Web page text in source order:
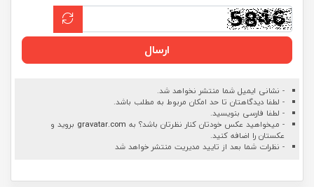
ارسال
- نشانی ایمیل شما منتشر نخواهد شد.
- لطفا دیدگاهتان تا حد امکان مربوط به مطلب باشد.
- لطفا فارسی بنویسید.
- میخواهید عکس خودتان کنار نظرتان باشد؟ به gravatar.com بروید و
عکستان را اضافه کنید.
- نظرات شما بعد از تایید مدیریت منتشر خواهد شد